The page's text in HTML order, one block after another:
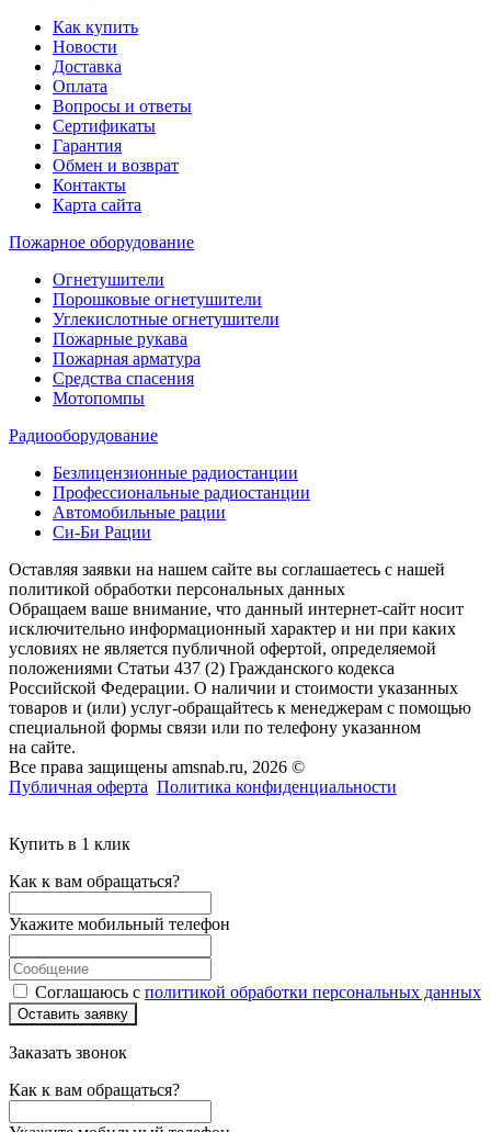
Как купить
Новости
Доставка
Оплата
Вопросы и ответы
Сертификаты
Гарантия
Обмен и возврат
Контакты
Карта сайта
Пожарное оборудование
Огнетушители
Порошковые огнетушители
Углекислотные огнетушители
Пожарные рукава
Пожарная арматура
Средства спасения
Мотопомпы
Радиооборудование
Безлицензионные радиостанции
Профессиональные радиостанции
Автомобильные рации
Си-Би Рации
Оставляя заявки на нашем сайте вы соглашаетесь с нашей
политикой обработки персональных данных
Обращаем ваше внимание, что данный интернет-сайт носит
исключительно информационный характер и ни при каких
условиях не является публичной офертой, определяемой
положениями Статьи 437 (2) Гражданского кодекса
Российской Федерации. О наличии и стоимости указанных
товаров и (или) услуг-обращайтесь к менеджерам с помощью
специальной формы связи или по телефону указанном
на сайте.
Все права защищены amsnab.ru, 2026 ©
Публичная оферта Политика конфиденциальности
Купить в 1 клик
Как к вам обращаться?
Укажите мобильный телефон
Соглашаюсь с политикой обработки персональных данных
Оставить заявку
Заказать звонок
Как к вам обращаться?